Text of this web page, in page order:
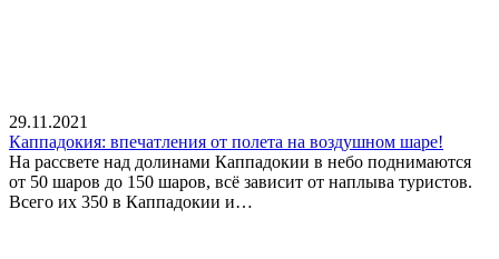
29.11.2021
Каппадокия: впечатления от полета на воздушном шаре!
На рассвете над долинами Каппадокии в небо поднимаются
от 50 шаров до 150 шаров, всё зависит от наплыва туристов.
Всего их 350 в Каппадокии и…